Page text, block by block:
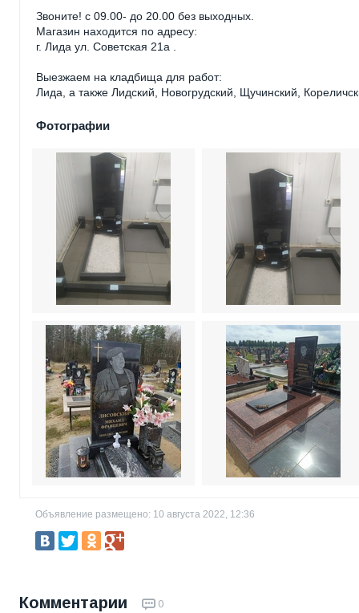
Звоните! с 09.00- до 20.00 без выходных.
Магазин находится по адресу:
г. Лида ул. Советская 21а .
Выезжаем на кладбища для работ:
Лида, а также Лидский, Новогрудский, Щучинский,
Фотографии
Объявление размещено: 10 августа 2022, 12:36
Комментарии 0